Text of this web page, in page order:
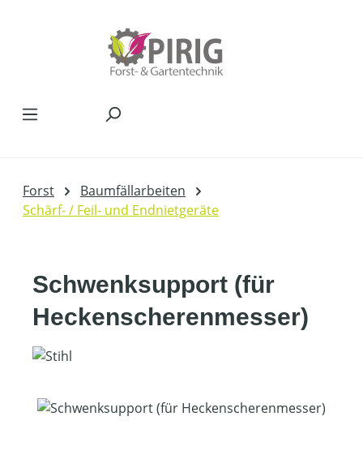
Forst
Baumfällarbeiten
Schärf- / Feil- und Endnietgeräte
Schwenksupport (für
Heckenscherenmesser)
Bildergalerie überspringen